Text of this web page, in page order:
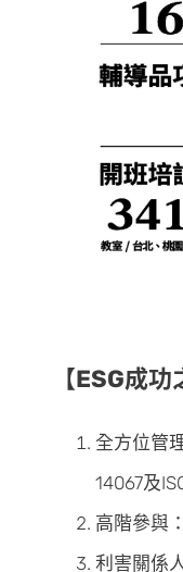
【ESG成
全方位管
14067及
高階參與
利害關係